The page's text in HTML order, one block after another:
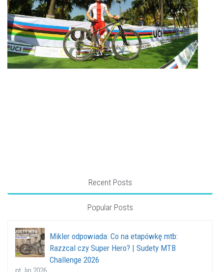
Recent Posts
Popular Posts
Mikler odpowiada: Co na etapówkę mtb:
Razzcal czy Super Hero? | Sudety MTB
Challenge 2026